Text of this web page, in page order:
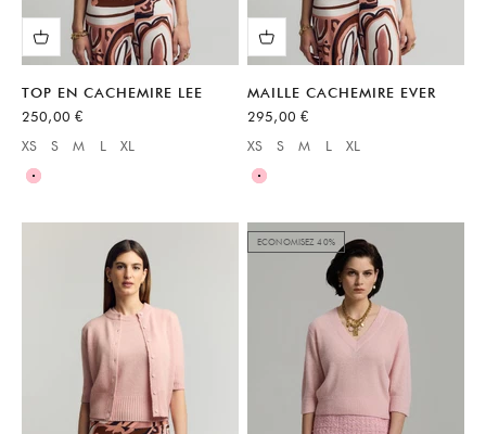
TOP EN CACHEMIRE LEE
Prix de vente
250,00 €
Available sizes:
XS S M L XL
Rose
MAILLE CACHEMIRE EVER
Prix de vente
295,00 €
Available sizes:
XS S M L XL
Rose
ECONOMISEZ 40%